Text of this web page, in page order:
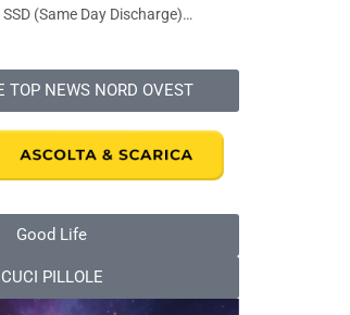
(Same Day Discharge)…
TOP NEWS NORD OVEST
Good Life
CUCI PILLOLE